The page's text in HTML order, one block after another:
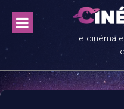
content
Le cinéma